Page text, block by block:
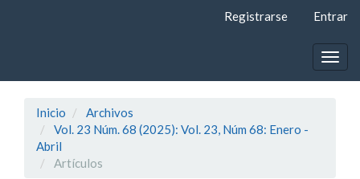
Registrarse Entrar
Inicio
Archivos
Vol. 23 Núm. 68 (2025): Vol. 23, Núm 68: Enero -
Abril
Artí­culos